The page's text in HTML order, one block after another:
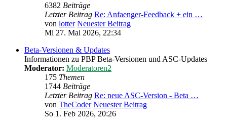
6382 Beiträge
Letzter Beitrag Re: Anfaenger-Feedback + ein …
von lotter Neuester Beitrag
Mi 27. Mai 2026, 22:34
Beta-Versionen & Updates
Informationen zu PBP Beta-Versionen und ASC-Updates
Moderator: Moderatoren2
175 Themen
1744 Beiträge
Letzter Beitrag Re: neue ASC-Version - Beta …
von TheCoder Neuester Beitrag
So 1. Feb 2026, 20:26